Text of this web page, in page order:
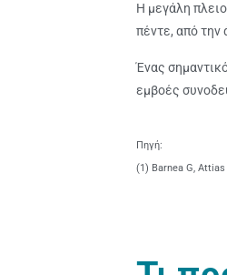
Η μεγάλη
πέντε, από την
Ένας
εμβοές
Πηγή:
(1) Barnea G,